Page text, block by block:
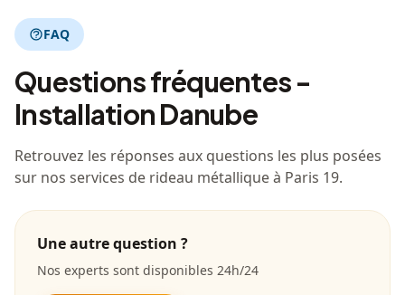
FAQ
Questions fréquentes -
Installation Danube
Retrouvez les réponses aux questions les plus posées
sur nos services de rideau métallique à Paris 19.
Une autre question ?
Nos experts sont disponibles 24h/24